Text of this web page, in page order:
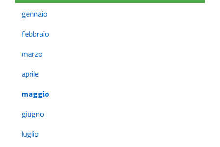
gennaio
febbraio
marzo
aprile
maggio
giugno
luglio